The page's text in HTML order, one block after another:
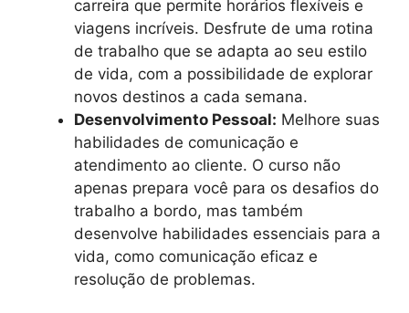
carreira que permite horários flexíveis e
viagens incríveis. Desfrute de uma rotina
de trabalho que se adapta ao seu estilo
de vida, com a possibilidade de explorar
novos destinos a cada semana.
Desenvolvimento Pessoal: Melhore suas
habilidades de comunicação e
atendimento ao cliente. O curso não
apenas prepara você para os desafios do
trabalho a bordo, mas também
desenvolve habilidades essenciais para a
vida, como comunicação eficaz e
resolução de problemas.